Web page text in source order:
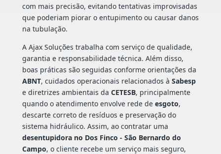
com mais precisão, evitando tentativas improvisadas
que poderiam piorar o entupimento ou causar danos
na tubulação.
A Ajax Soluções trabalha com serviço de qualidade,
garantia e responsabilidade técnica. Além disso,
boas práticas são seguidas conforme orientações da
ABNT, cuidados operacionais relacionados à Sabesp
e diretrizes ambientais da CETESB, principalmente
quando o atendimento envolve rede de esgoto,
descarte correto de resíduos e preservação do
sistema hidráulico. Assim, ao contratar uma
desentupidora no Dos Finco - São Bernardo do
Campo, o cliente recebe um serviço mais seguro,